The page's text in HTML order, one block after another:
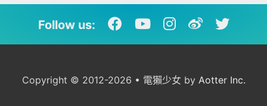
Follow us:
Copyright © 2012-2026 • 電獺少女 by Aotter Inc.